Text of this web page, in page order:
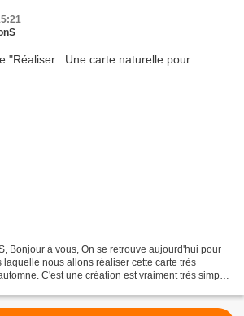
Bonjour à vous, On se retrouve aujourd'hui pour
nous allons réaliser cette carte très
C'est une création est vraiment très simple